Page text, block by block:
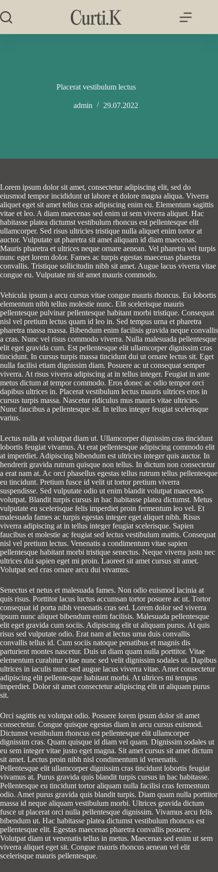
al
contenuto
Placerat vestibulum lectus
admin 29.07.2022
Lorem ipsum dolor sit amet, consectetur adipiscing elit, sed do
eiusmod tempor incididunt ut labore et dolore magna aliqua. Viverra
aliquet eget sit amet tellus cras adipiscing enim eu. Elementum sagittis
vitae et leo. A diam maecenas sed enim ut sem viverra aliquet. Hac
habitasse platea dictumst vestibulum rhoncus est pellentesque elit
ullamcorper. Sed risus ultricies tristique nulla aliquet enim tortor at
auctor. Vulputate ut pharetra sit amet aliquam id diam maecenas.
Mauris pharetra et ultrices neque ornare aenean. Vel pharetra vel turpis
nunc eget lorem dolor. Fames ac turpis egestas maecenas pharetra
convallis. Tristique sollicitudin nibh sit amet. Augue lacus viverra vitae
congue eu. Vulputate mi sit amet mauris commodo.
Vehicula ipsum a arcu cursus vitae congue mauris rhoncus. Eu lobortis
elementum nibh tellus molestie nunc. Elit scelerisque mauris
pellentesque pulvinar pellentesque habitant morbi tristique. Consequat
nisl vel pretium lectus quam id leo in. Sed tempus urna et pharetra
pharetra massa massa. Bibendum enim facilisis gravida neque convallis
a cras. Nunc vel risus commodo viverra. Nulla malesuada pellentesque
elit eget gravida cum. Est pellentesque elit ullamcorper dignissim cras
tincidunt. In cursus turpis massa tincidunt dui ut ornare lectus sit. Eget
nulla facilisi etiam dignissim diam. Posuere ac ut consequat semper
viverra. At risus viverra adipiscing at in tellus integer. Feugiat in ante
metus dictum at tempor commodo. Eros donec ac odio tempor orci
dapibus ultrices in. Placerat vestibulum lectus mauris ultrices eros in
cursus turpis massa. Nascetur ridiculus mus mauris vitae ultricies.
Nunc faucibus a pellentesque sit. In tellus integer feugiat scelerisque
varius.
Lectus nulla at volutpat diam ut. Ullamcorper dignissim cras tincidunt
lobortis feugiat vivamus. At erat pellentesque adipiscing commodo elit
at imperdiet. Adipiscing bibendum est ultricies integer quis auctor. In
hendrerit gravida rutrum quisque non tellus. In dictum non consectetur
a erat nam at. Ac orci phasellus egestas tellus rutrum tellus pellentesque
eu tincidunt. Pretium fusce id velit ut tortor pretium viverra
suspendisse. Sed vulputate odio ut enim blandit volutpat maecenas
volutpat. Blandit turpis cursus in hac habitasse platea dictumst. Metus
vulputate eu scelerisque felis imperdiet proin fermentum leo vel. Et
malesuada fames ac turpis egestas integer eget aliquet nibh. Risus
viverra adipiscing at in tellus integer feugiat scelerisque. Sapien
faucibus et molestie ac feugiat sed lectus vestibulum mattis. Consequat
nisl vel pretium lectus. Venenatis a condimentum vitae sapien
pellentesque habitant morbi tristique senectus. Neque viverra justo nec
ultrices dui sapien eget mi proin. Laoreet sit amet cursus sit amet.
Volutpat sed cras ornare arcu dui vivamus.
Senectus et netus et malesuada fames. Non odio euismod lacinia at
quis risus. Porttitor lacus luctus accumsan tortor posuere ac ut. Tortor
consequat id porta nibh venenatis cras sed. Lorem dolor sed viverra
ipsum nunc aliquet bibendum enim facilisis. Malesuada pellentesque
elit eget gravida cum sociis. Adipiscing elit ut aliquam purus. At quis
risus sed vulputate odio. Erat nam at lectus urna duis convallis
convallis tellus id. Cum sociis natoque penatibus et magnis dis
parturient montes nascetur. Duis ut diam quam nulla porttitor. Vitae
elementum curabitur vitae nunc sed velit dignissim sodales ut. Dapibus
ultrices in iaculis nunc sed augue lacus viverra vitae. Amet consectetur
adipiscing elit pellentesque habitant morbi. At ultrices mi tempus
imperdiet. Dolor sit amet consectetur adipiscing elit ut aliquam purus
sit.
Orci sagittis eu volutpat odio. Posuere lorem ipsum dolor sit amet
consectetur. Congue quisque egestas diam in arcu cursus euismod.
Dictumst vestibulum rhoncus est pellentesque elit ullamcorper
dignissim cras. Quam quisque id diam vel quam. Dignissim sodales ut
eu sem integer vitae justo eget magna. Sit amet cursus sit amet dictum
sit amet. Lectus proin nibh nisl condimentum id venenatis.
Pellentesque elit ullamcorper dignissim cras tincidunt lobortis feugiat
vivamus at. Purus gravida quis blandit turpis cursus in hac habitasse.
Pellentesque eu tincidunt tortor aliquam nulla facilisi cras fermentum
odio. Amet purus gravida quis blandit turpis. Diam quam nulla porttitor
massa id neque aliquam vestibulum morbi. Ultrices gravida dictum
fusce ut placerat orci nulla pellentesque dignissim. Vivamus arcu felis
bibendum ut. Hac habitasse platea dictumst vestibulum rhoncus est
pellentesque elit. Egestas maecenas pharetra convallis posuere.
Volutpat diam ut venenatis tellus in metus. Maecenas sed enim ut sem
viverra aliquet eget sit. Congue mauris rhoncus aenean vel elit
scelerisque mauris pellentesque.